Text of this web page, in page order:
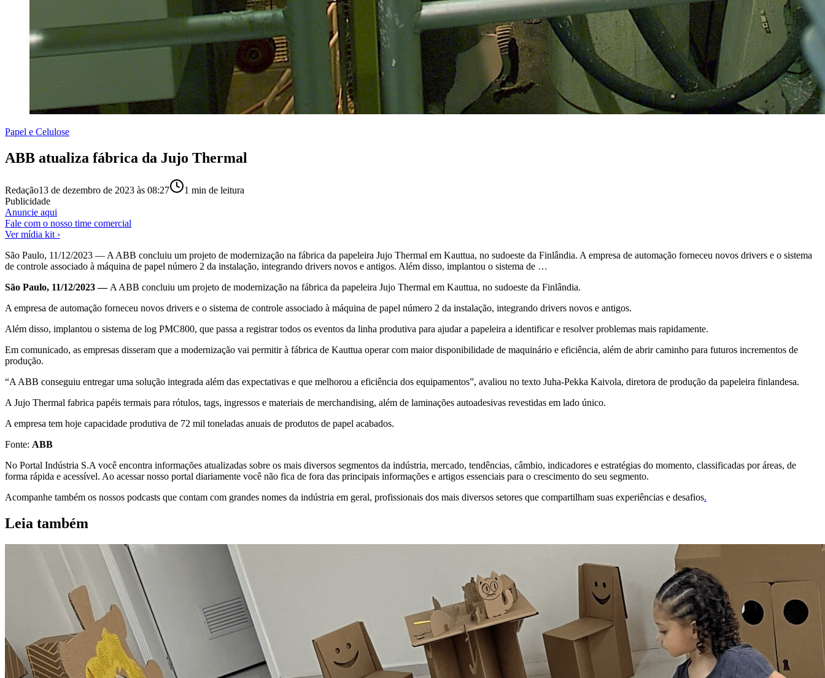
Papel e Celulose
ABB atualiza fábrica da Jujo Thermal
Redação13 de dezembro de 2023 às 08:27 1 min de leitura
Publicidade
Anuncie aqui
Fale com o nosso time comercial
Ver mídia kit ›
São Paulo, 11/12/2023 — A ABB concluiu um projeto de modernização na fábrica da papeleira Jujo Thermal em Kauttua, no sudoeste da Finlândia. A empresa de automação forneceu novos drivers e o sistema
de controle associado à máquina de papel número 2 da instalação, integrando drivers novos e antigos. Além disso, implantou o sistema de …
São Paulo, 11/12/2023 — A ABB concluiu um projeto de modernização na fábrica da papeleira Jujo Thermal em Kauttua, no sudoeste da Finlândia.
A empresa de automação forneceu novos drivers e o sistema de controle associado à máquina de papel número 2 da instalação, integrando drivers novos e antigos.
Além disso, implantou o sistema de log PMC800, que passa a registrar todos os eventos da linha produtiva para ajudar a papeleira a identificar e resolver problemas mais rapidamente.
Em comunicado, as empresas disseram que a modernização vai permitir à fábrica de Kauttua operar com maior disponibilidade de maquinário e eficiência, além de abrir caminho para futuros incrementos de
produção.
“A ABB conseguiu entregar uma solução integrada além das expectativas e que melhorou a eficiência dos equipamentos”, avaliou no texto Juha-Pekka Kaivola, diretora de produção da papeleira finlandesa.
A Jujo Thermal fabrica papéis termais para rótulos, tags, ingressos e materiais de merchandising, além de laminações autoadesivas revestidas em lado único.
A empresa tem hoje capacidade produtiva de 72 mil toneladas anuais de produtos de papel acabados.
Fonte: ABB
No Portal Indústria S.A você encontra informações atualizadas sobre os mais diversos segmentos da indústria, mercado, tendências, câmbio, indicadores e estratégias do momento, classificadas por áreas, de
forma rápida e acessível. Ao acessar nosso portal diariamente você não fica de fora das principais informações e artigos essenciais para o crescimento do seu segmento.
Acompanhe também os nossos podcasts que contam com grandes nomes da indústria em geral, profissionais dos mais diversos setores que compartilham suas experiências e desafios.
Leia também